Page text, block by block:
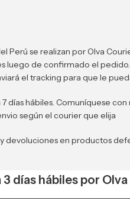
Perú se realizan por Olva
luego de confirmado el
el tracking para que le
días hábiles. Comuníquese
según el courier que elija
devoluciones en productos
3 días hábiles por